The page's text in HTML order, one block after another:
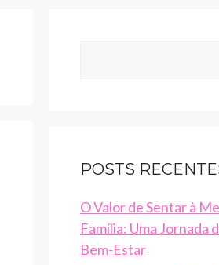
POSTS
O Valor de Sentar à
Família: Uma Jornada
Bem-Estar